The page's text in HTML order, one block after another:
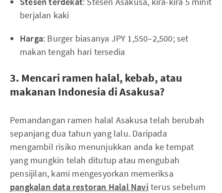
berjalan kaki
Harga: Burger biasanya JPY 1,550–2,500; set
makan tengah hari tersedia
3. Mencari ramen halal, kebab, atau
makanan Indonesia di Asakusa?
Pemandangan ramen halal Asakusa telah berubah
sepanjang dua tahun yang lalu. Daripada
mengambil risiko menunjukkan anda ke tempat
yang mungkin telah ditutup atau mengubah
pensijilan, kami mengesyorkan memeriksa
pangkalan data restoran Halal Navi terus sebelum